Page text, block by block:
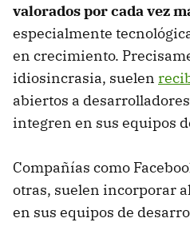
valorados por cada vez
especialmente
en crecimiento.
idiosincrasia, suelen
abiertos a
integren en sus equipos
Compañías como
otras, suelen incorporar
en sus equipos de